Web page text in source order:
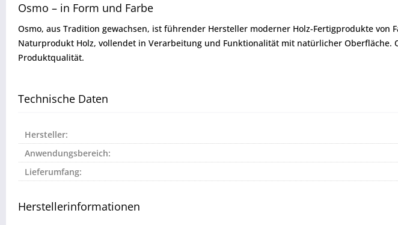
Osmo – in Form und Farbe
Osmo, aus Tradition gewachsen, ist führender Hersteller moderner Holz-Fertigprodukte
Naturprodukt Holz, vollendet in Verarbeitung und Funktionalität mit natürlicher
Produktqualität.
Technische Daten
Hersteller:
Anwendungsbereich:
Lieferumfang:
Herstellerinformationen